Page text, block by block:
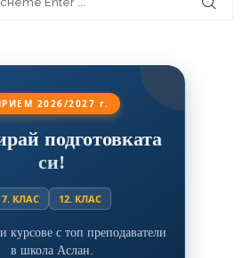
2026/2027 г.
подготовката
си!
7. КЛАС 12. КЛАС
курсове с топ преподаватели
в школа Аслан.